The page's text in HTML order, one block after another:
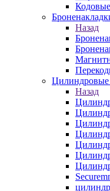
Назад
Назад